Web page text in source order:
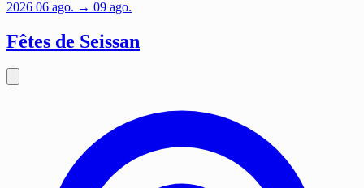
2026 06 ago. → 09 ago.
Fêtes de Seissan